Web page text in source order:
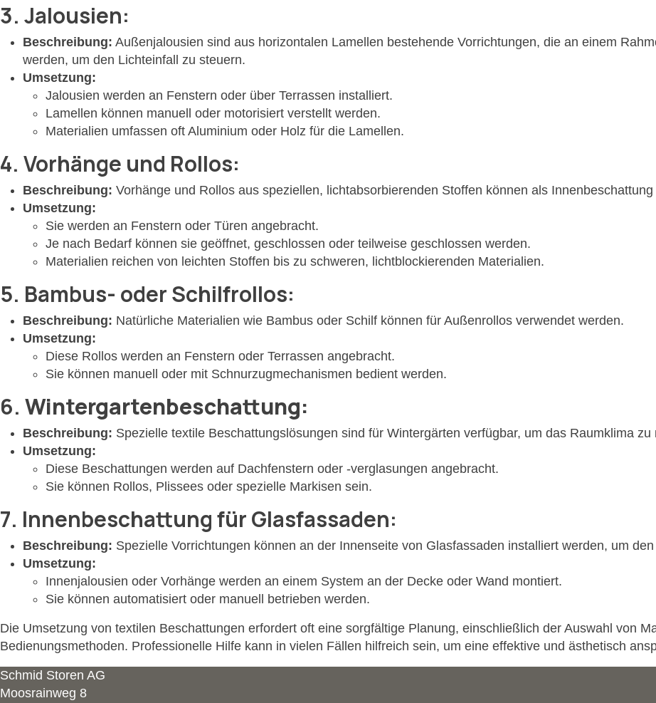
3. Jalousien:
Beschreibung: Außenjalousien sind aus horizontalen Lamellen bestehende Vorrichtungen, die an einem
werden, um den Lichteinfall zu steuern.
Umsetzung:
Jalousien werden an Fenstern oder über Terrassen installiert.
Lamellen können manuell oder motorisiert verstellt werden.
Materialien umfassen oft Aluminium oder Holz für die Lamellen.
4. Vorhänge und Rollos:
Beschreibung: Vorhänge und Rollos aus speziellen, lichtabsorbierenden Stoffen können als Innenbeschattung
Umsetzung:
Sie werden an Fenstern oder Türen angebracht.
Je nach Bedarf können sie geöffnet, geschlossen oder teilweise geschlossen werden.
Materialien reichen von leichten Stoffen bis zu schweren, lichtblockierenden Materialien.
5. Bambus- oder Schilfrollos:
Beschreibung: Natürliche Materialien wie Bambus oder Schilf können für Außenrollos verwendet werden.
Umsetzung:
Diese Rollos werden an Fenstern oder Terrassen angebracht.
Sie können manuell oder mit Schnurzugmechanismen bedient werden.
6. Wintergartenbeschattung:
Beschreibung: Spezielle textile Beschattungslösungen sind für Wintergärten verfügbar, um das Raumklima zu
Umsetzung:
Diese Beschattungen werden auf Dachfenstern oder -verglasungen angebracht.
Sie können Rollos, Plissees oder spezielle Markisen sein.
7. Innenbeschattung für Glasfassaden:
Beschreibung: Spezielle Vorrichtungen können an der Innenseite von Glasfassaden installiert werden, um
Umsetzung:
Innenjalousien oder Vorhänge werden an einem System an der Decke oder Wand montiert.
Sie können automatisiert oder manuell betrieben werden.
Die Umsetzung von textilen Beschattungen erfordert oft eine sorgfältige Planung, einschließlich der Auswahl von
Bedienungsmethoden. Professionelle Hilfe kann in vielen Fällen hilfreich sein, um eine effektive und ästhetisch
Schmid Storen AG
Moosrainweg 8